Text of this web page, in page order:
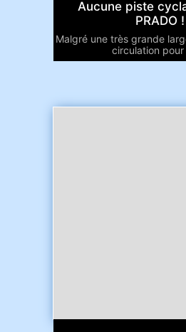
Aucune piste
PRADO !
Malgré une très grande
circulation pour